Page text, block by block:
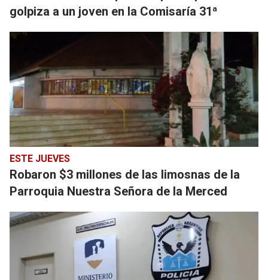
golpiza a un joven en la Comisaría 31ª
ESTE JUEVES
Robaron $3 millones de las limosnas de la
Parroquia Nuestra Señora de la Merced